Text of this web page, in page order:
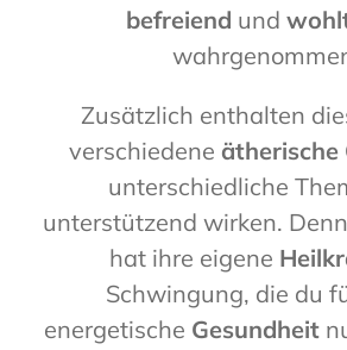
befreiend und
Zusätzlich enthalten
verschiedene ätherische
unterschiedliche
unterstützend wirken.
hat ihre eigene
Schwingung, die du
energetische Gesundheit